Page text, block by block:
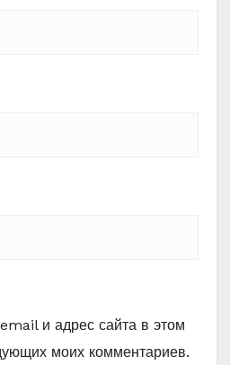
и адрес сайта в этом
моих комментариев.